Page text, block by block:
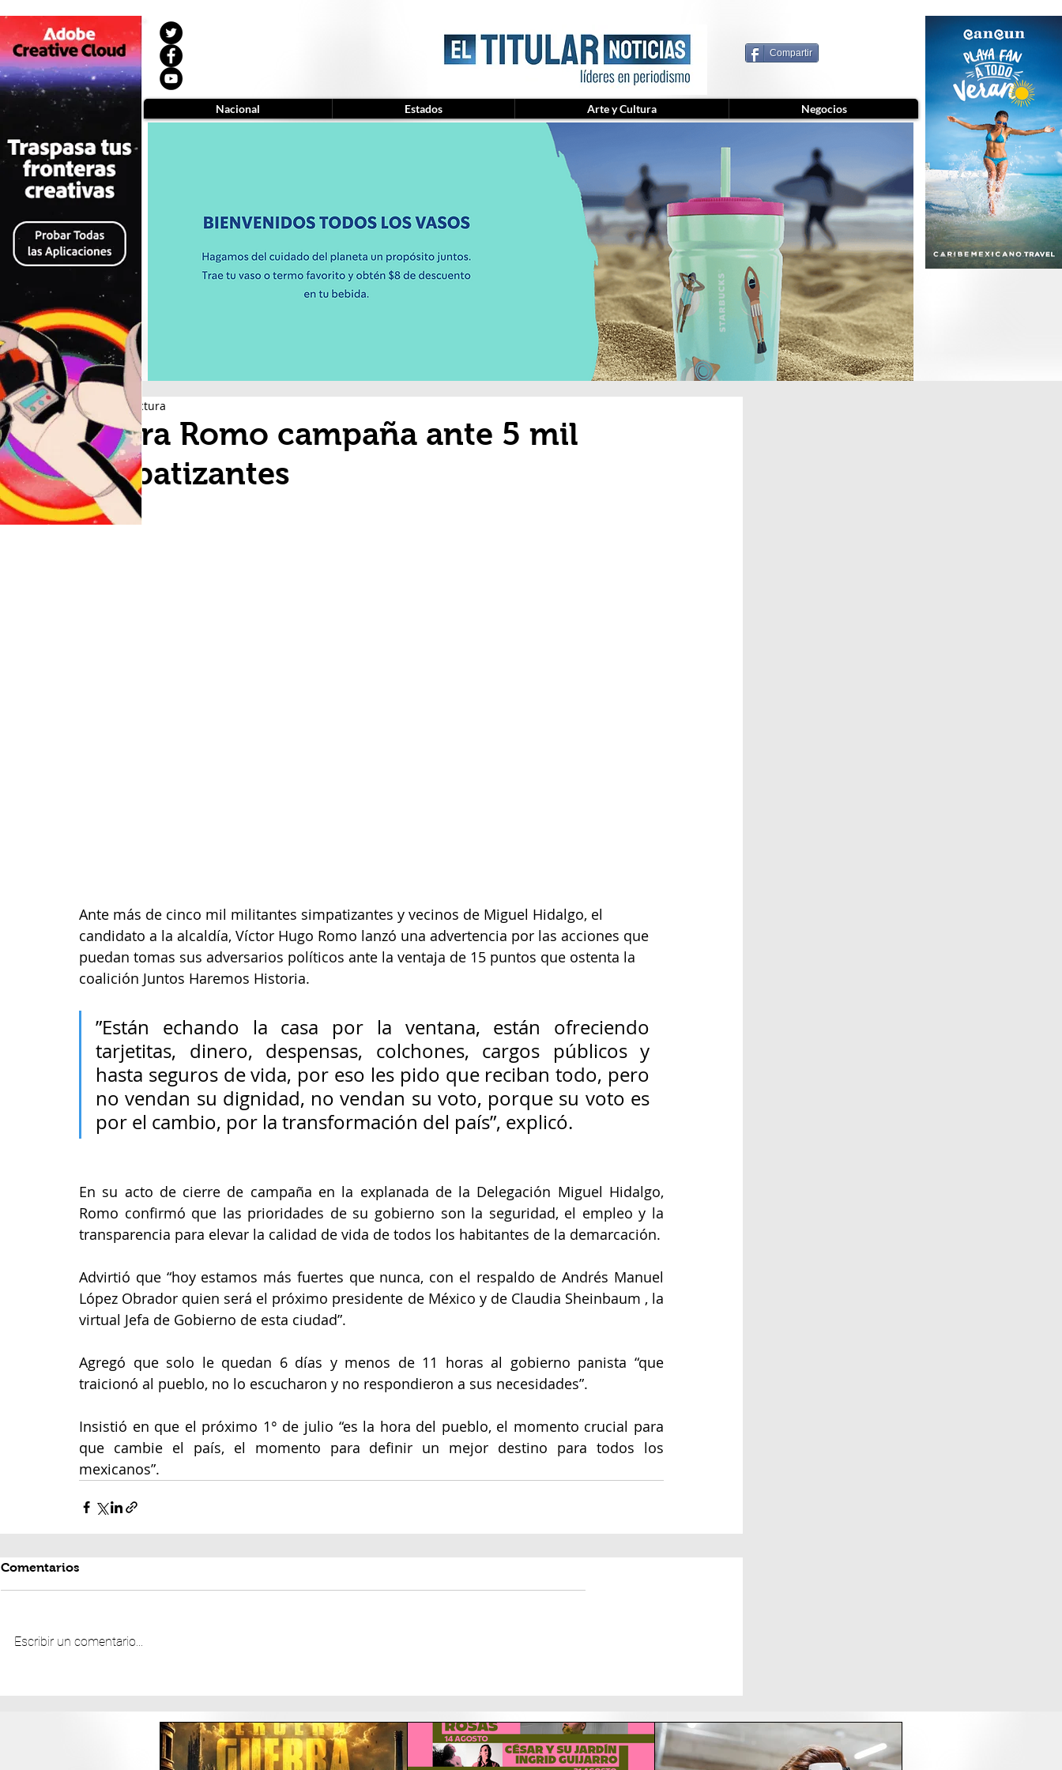
Compartir
Cierra Romo campaña ante 5 mil
simpatizantes
1 min de lectura
Ante más de cinco mil militantes simpatizantes y vecinos de Miguel Hidalgo, el
candidato a la alcaldía, Víctor Hugo Romo lanzó una advertencia por las acciones que
puedan tomas sus adversarios políticos ante la ventaja de 15 puntos que ostenta la
coalición Juntos Haremos Historia.
”Están echando la casa por la ventana, están ofreciendo
tarjetitas, dinero, despensas, colchones, cargos públicos y
hasta seguros de vida, por eso les pido que reciban todo, pero
no vendan su dignidad, no vendan su voto, porque su voto es
por el cambio, por la transformación del país”, explicó.
En su acto de cierre de campaña en la explanada de la Delegación Miguel Hidalgo,
Romo confirmó que las prioridades de su gobierno son la seguridad, el empleo y la
transparencia para elevar la calidad de vida de todos los habitantes de la demarcación.
Advirtió que “hoy estamos más fuertes que nunca, con el respaldo de Andrés Manuel
López Obrador quien será el próximo presidente de México y de Claudia Sheinbaum , la
virtual Jefa de Gobierno de esta ciudad”.
Agregó que solo le quedan 6 días y menos de 11 horas al gobierno panista “que
traicionó al pueblo, no lo escucharon y no respondieron a sus necesidades”.
Insistió en que el próximo 1° de julio “es la hora del pueblo, el momento crucial para
que cambie el país, el momento para definir un mejor destino para todos los
mexicanos”.
Comentarios
Escribir un comentario...
Nacional Estados Arte y Cultura Negocios